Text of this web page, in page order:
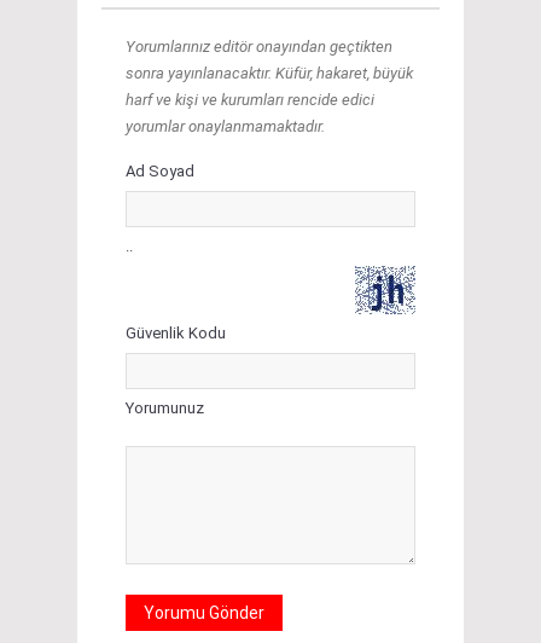
Yorumlarınız editör onayından geçtikten
sonra yayınlanacaktır. Küfür, hakaret, büyük
harf ve kişi ve kurumları rencide edici
yorumlar onaylanmamaktadır.
Ad Soyad
Güvenlik Kodu
Yorumunuz